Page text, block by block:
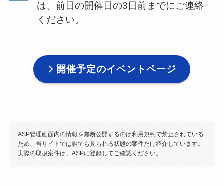
は、前日の開催日の3日前までにご連絡
ください。
開催予定のイベントページ
ASP管理画面内の情報を無断公開するのは利用規約で禁止されている
ため、当サイトでは誰でも見られる状態の案件だけ紹介しています。
実際の取扱案件は、ASPに登録してご確認ください。